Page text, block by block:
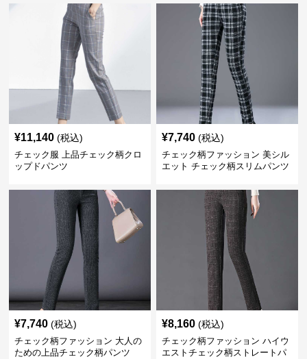
¥11,140 (税込)
チェック服 上品チェック柄クロ
ップドパンツ
¥7,740 (税込)
チェック柄ファッション 美シル
エット チェック柄スリムパンツ
¥7,740 (税込)
チェック柄ファッション 大人の
ための上品チェック柄パンツ
¥8,160 (税込)
チェック柄ファッション ハイウ
エストチェック柄ストレートパ